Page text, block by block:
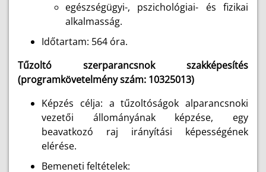
egészségügyi-, pszichológiai- és fizikai
alkalmasság.
Időtartam: 564 óra.
Tűzoltó szerparancsnok szakképesítés
(programkövetelmény szám: 10325013)
Képzés célja: a tűzoltóságok alparancsnoki
vezetői állományának képzése, egy
beavatkozó raj irányítási képességének
elérése.
Bemeneti feltételek: